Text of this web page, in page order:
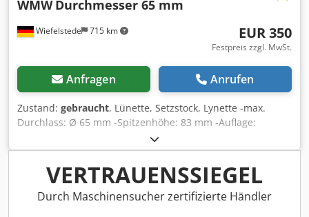
Wiefelstede 715 km
WMW Durchmesser 65 mm
EUR 350
Festpreis zzgl. MwSt.
Anfragen Anrufen
Zustand: gebraucht, Lünette, Setzstock, Lynette -max.
Durchlass: Ø 65 mm -Spitzenhöhe: 83 mm -Auflage:
Grauguss Csdjb A Td Rjpfx Ak Dsrf -technische Zeichnung
bei den Fotos -Abmessungen: 250/280/H65 mm -Gewicht: 6
VERTRAUENSSIEGEL
Durch Maschinensucher zertifizierte Händler